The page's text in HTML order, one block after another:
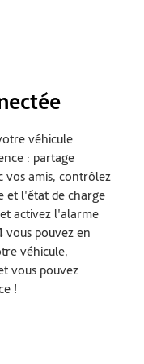
véhicule
: partage
vos amis, contrôlez
et l'état de charge
activez l'alarme
vous pouvez en
véhicule,
vous pouvez
!